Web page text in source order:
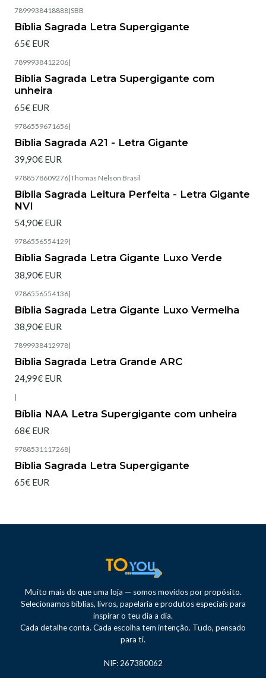
7899938418888|SBB
Bíblia Sagrada Letra Supergigante
65€ EUR
7899938412206|
Bíblia Sagrada Letra Supergigante com
unheira
65€ EUR
9786559671656|
Bíblia Sagrada A21 - Letra Gigante
39,90€ EUR
9788578609276|Thomas Nelson Brasil
Bíblia Sagrada Leitura Perfeita - Letra Gigante
NVI
54,90€ EUR
9786556554129|
Bíblia Sagrada Letra Gigante Luxo Verde
38,90€ EUR
9786556554136|
Bíblia Sagrada Letra Gigante Luxo Vermelha
38,90€ EUR
7899938412978|
Bíblia Sagrada Letra Grande ARC
24,99€ EUR
|
Bíblia NAA Letra Supergigante com unheira
68€ EUR
9788531117268|
Bíblia Sagrada Letra Supergigante
65€ EUR
Muito mais do que uma loja — somos movidos por propósito.
Selecionamos bíblias, livros, papelaria e produtos especiais para
inspirar o teu dia a dia.
Cada detalhe conta. Cada escolha tem intenção. Tudo, pensado
para ti.
NIF: 267380062